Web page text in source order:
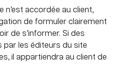
n’est accordée au client,
de formuler clairement
de s’informer. Si des
les éditeurs du site
il appartiendra au client de